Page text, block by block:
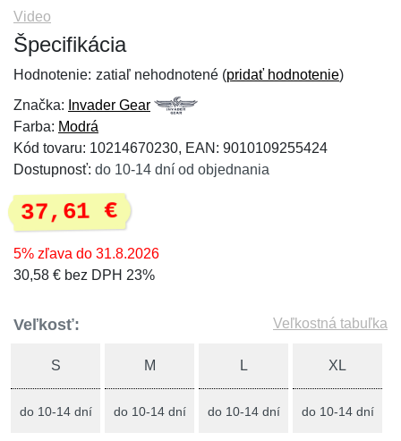
Video
Špecifikácia
Hodnotenie: zatiaľ nehodnotené (pridať hodnotenie)
Značka: Invader Gear
Farba: Modrá
Kód tovaru: 10214670230, EAN: 9010109255424
Dostupnosť: do 10-14 dní od objednania
37,61 €
5% zľava do 31.8.2026
30,58 € bez DPH 23%
Veľkosť: Veľkostná tabuľka
S
do 10-14 dní
M
do 10-14 dní
L
do 10-14 dní
XL
do 10-14 dní